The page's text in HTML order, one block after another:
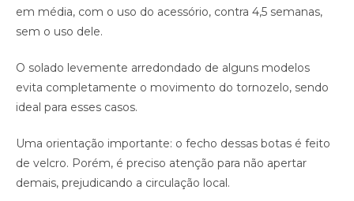
em média, com o uso do acessório, contra 4,5 semanas,
sem o uso dele.
O solado levemente arredondado de alguns modelos
evita completamente o movimento do tornozelo, sendo
ideal para esses casos.
Uma orientação importante: o fecho dessas botas é feito
de velcro. Porém, é preciso atenção para não apertar
demais, prejudicando a circulação local.